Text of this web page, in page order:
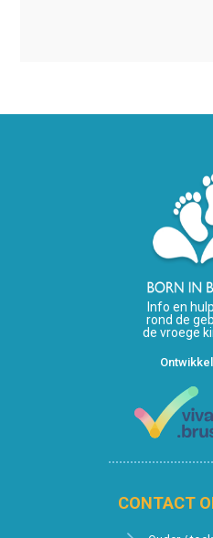
Info en
rond de
de vroege
CONTACT